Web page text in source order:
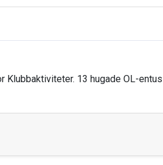
Klubbaktiviteter. 13 hugade OL-